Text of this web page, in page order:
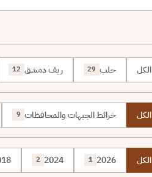
الكل حلب 29 ريف دمشق 12
الكل خرائط الجبهات والمحافظات 9
الكل 2026
1
2024
2